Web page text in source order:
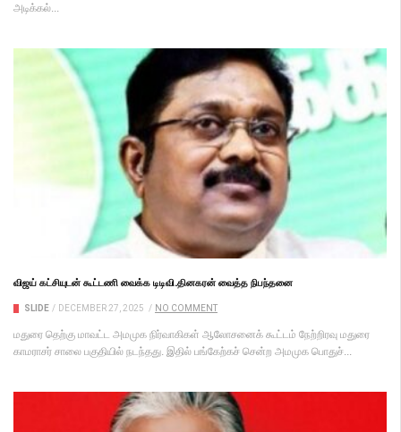
அடிக்கல்...
விஜய் கட்சியுடன் கூட்டணி வைக்க டிடிவி.தினகரன் வைத்த நிபந்தனை
SLIDE / DECEMBER 27, 2025 / NO COMMENT
மதுரை தெற்கு மாவட்ட அமமுக நிர்வாகிகள் ஆலோசனைக் கூட்டம் நேற்றிரவு மதுரை
காமராசர் சாலை பகுதியில் நடந்தது. இதில் பங்கேற்கச் சென்ற அமமுக பொதுச்...